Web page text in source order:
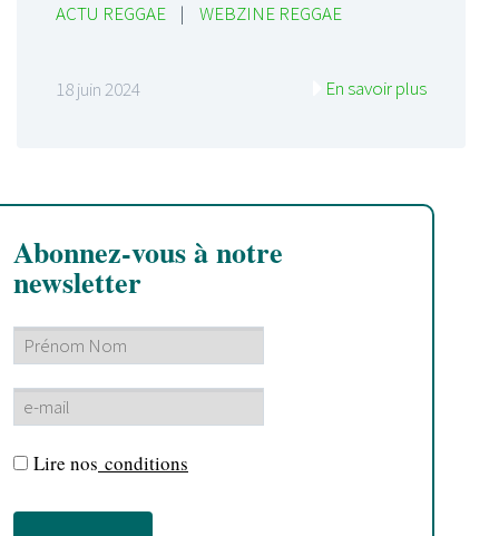
ACTU REGGAE | WEBZINE REGGAE
18 juin 2024 En savoir plus
Abonnez-vous à notre
newsletter
Lire nos conditions